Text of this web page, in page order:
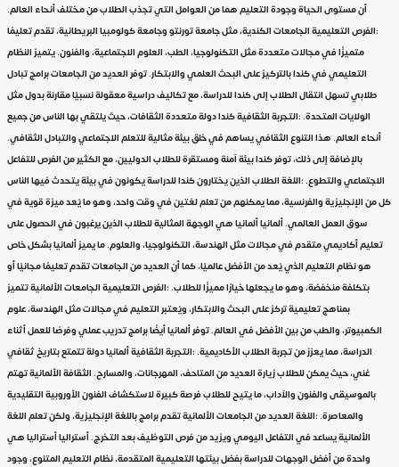
أن مستوى الحياة وجودة التعليم هما من العوامل التي تجذب الطلاب من مختلف أنحاء العالم.
:الفرص التعليمية الجامعات الكندية، مثل جامعة تورنتو وجامعة كولومبيا البريطانية، تقدم تعليمًا
متميزًا في مجالات متعددة مثل التكنولوجيا، الطب، العلوم الاجتماعية، والفنون. يتميز النظام
التعليمي في كندا بالتركيز على البحث العلمي والابتكار. توفر العديد من الجامعات برامج تبادل
طلابي تسهل انتقال الطلاب إلى كندا للدراسة، مع تكاليف دراسية معقولة نسبيًا مقارنة بدول مثل
الولايات المتحدة. :التجربة الثقافية كندا دولة متعددة الثقافات، حيث يلتقي بها الناس من جميع
أنحاء العالم. هذا التنوع الثقافي يساهم في خلق بيئة مثالية للتعلم الاجتماعي والتبادل الثقافي.
بالإضافة إلى ذلك، توفر كندا بيئة آمنة ومستقرة للطلاب الدوليين، مع الكثير من الفرص للتفاعل
الاجتماعي والتطوع. :اللغة الطلاب الذين يختارون كندا للدراسة يكونون في بيئة يتحدث فيها الناس
كل من الإنجليزية والفرنسية، مما يمكنهم من تعلم لغتين في وقت واحد، وهو ما يُعد ميزة قوية في
سوق العمل العالمي. ألمانيا ألمانيا هي الوجهة المثالية للطلاب الذين يرغبون في الحصول على
تعليم أكاديمي متقدم في مجالات مثل الهندسة، التكنولوجيا، والعلوم. ما يميز ألمانيا بشكل خاص
هو نظام التعليم الذي يُعد من الأفضل عالميًا، كما أن العديد من الجامعات تقدم تعليمًا مجانيًا أو
بتكلفة منخفضة، وهو ما يجعلها خيارًا مميزًا للطلاب. :الفرص التعليمية الجامعات الألمانية تتميز
بمناهج تعليمية تركز على البحث والابتكار، ويُعتبر التعليم في مجالات مثل الهندسة، علوم
الكمبيوتر، والطب من بين الأفضل في العالم. توفر ألمانيا أيضًا برامج تدريب عملي وفرصًا للعمل أثناء
الدراسة، مما يعزز من تجربة الطلاب الأكاديمية. :التجربة الثقافية ألمانيا دولة تتمتع بتاريخ ثقافي
غني، حيث يمكن للطلاب زيارة العديد من المتاحف، المهرجانات، والمسارح. الثقافة الألمانية تهتم
بالموسيقى والفنون والآداب، ما يتيح للطلاب فرصة كبيرة لاستكشاف الفنون الأوروبية التقليدية
والمعاصرة. :اللغة العديد من الجامعات الألمانية تقدم برامج باللغة الإنجليزية، ولكن تعلم اللغة
الألمانية يساعد في التفاعل اليومي ويزيد من فرص التوظيف بعد التخرج. أستراليا أستراليا هي
واحدة من أفضل الوجهات للدراسة بفضل بيئتها التعليمية المتقدمة، نظام التعليم المتنوع، وجود